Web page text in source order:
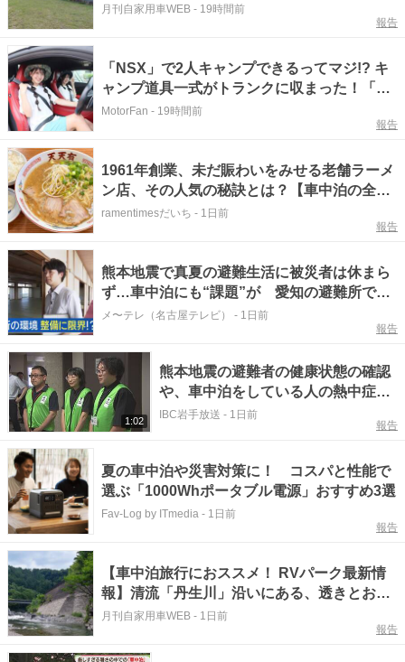
晴らしの良い校庭が生まれ変わったRVパーク
月刊自家用車WEB - 19時間前
報告
「NSX」で2人キャンプできるってマジ!? キ
ャンプ道具一式がトランクに収まった！「シ
ビックRS」なら車中泊もできる【Hondaキ
MotorFan - 19時間前
報告
1961年創業、未だ賑わいをみせる老舗ラーメ
ン店、その人気の秘訣とは？【車中泊の全国
ラーメン旅】
ramentimesだいち - 1日前
報告
熊本地震で真夏の避難生活に被災者は休まら
ず…車中泊にも“課題”が 愛知の避難所では
暑さしのげる？
メ〜テレ（名古屋テレビ） - 1日前
報告
1:02
熊本地震の避難者の健康状態の確認
や、車中泊をしている人の熱中症予
防などにあたる予定 岩手県が保健
師チームを派遣へ 出発式行われる
IBC岩手放送 - 1日前
報告
夏の車中泊や災害対策に！ コスパと性能で
選ぶ「1000Whポータブル電源」おすすめ3選
Fav-Log by ITmedia - 1日前
報告
【車中泊旅行におススメ！ RVパーク最新情
報】清流「丹生川」沿いにある、透きとおる
清流と満点の星空が楽しめる自然体験型RVパ
ーク『和歌山県伊都郡／玉川峡RVパーク』
月刊自家用車WEB - 1日前
報告